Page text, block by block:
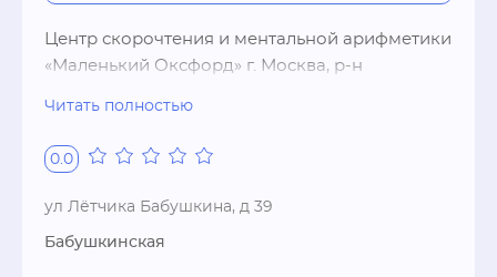
Центр скорочтения и ментальной арифметики
«Маленький Оксфорд» г. Москва, р-н
Курсы: скорочтение, обучение чтению,
ментальная арифметика, подготовка к школе,
английский язык, китайский язык.
- Бесплатное первое занятие.
Читать полностью
0.0
ул Лётчика Бабушкина, д 39
Бабушкинская